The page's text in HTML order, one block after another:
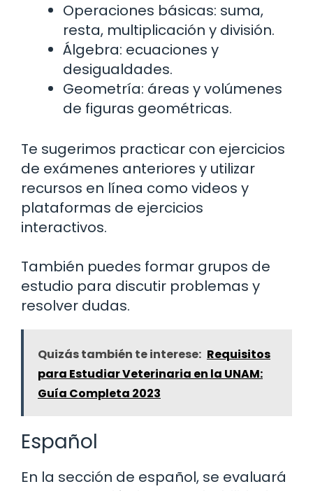
Operaciones básicas: suma,
resta, multiplicación y división.
Álgebra: ecuaciones y
desigualdades.
Geometría: áreas y volúmenes
de figuras geométricas.
Te sugerimos practicar con ejercicios
de exámenes anteriores y utilizar
recursos en línea como videos y
plataformas de ejercicios
interactivos.
También puedes formar grupos de
estudio para discutir problemas y
resolver dudas.
Quizás también te interese: Requisitos
para Estudiar Veterinaria en la UNAM:
Guía Completa 2023
Español
En la sección de español, se evaluará